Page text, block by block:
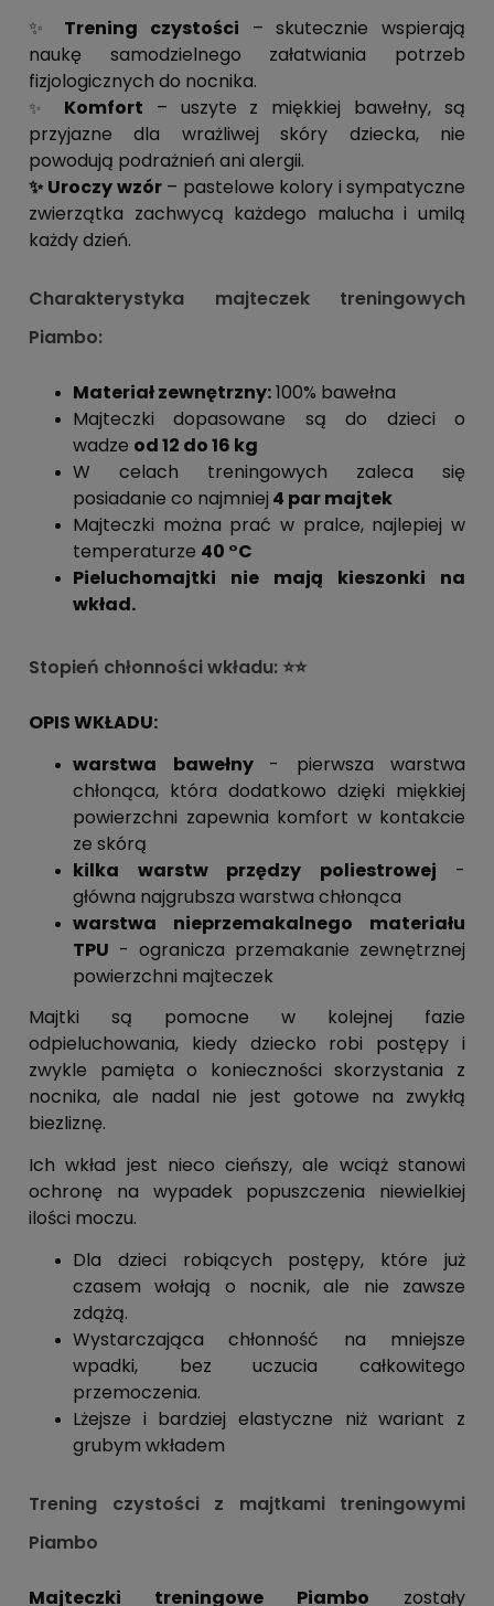
✨ Trening czystości – skutecznie wspierają
naukę samodzielnego załatwiania potrzeb
fizjologicznych do nocnika.
✨ Komfort – uszyte z miękkiej bawełny, są
przyjazne dla wrażliwej skóry dziecka, nie
powodują podrażnień ani alergii.
✨ Uroczy wzór– pastelowe kolory i sympatyczne
zwierzątka zachwycą każdego malucha i umilą
każdy dzień.
Charakterystyka majteczek treningowych
Piambo:
Materiał zewnętrzny:100% bawełna
Majteczki dopasowane są do dzieci o
wadze od 12 do 16 kg
W celach treningowych zaleca się
posiadanie co najmniej 4 par majtek
Majteczki można prać w pralce, najlepiej w
temperaturze 40 °C
Pieluchomajtki nie mają kieszonki na
wkład.
Stopień chłonności wkładu: ⭐⭐
OPIS WKŁADU:
warstwa bawełny - pierwsza warstwa
chłonąca, która dodatkowo dzięki miękkiej
powierzchni zapewnia komfort w kontakcie
ze skórą
kilka warstw przędzy poliestrowej -
główna najgrubsza warstwa chłonąca
warstwa nieprzemakalnego materiału
TPU - ogranicza przemakanie zewnętrznej
powierzchni majteczek
Majtki są pomocne w kolejnej fazie
odpieluchowania, kiedy dziecko robi postępy i
zwykle pamięta o konieczności skorzystania z
nocnika, ale nadal nie jest gotowe na zwykłą
biezliznę.
Ich wkład jest nieco cieńszy, ale wciąż stanowi
ochronę na wypadek popuszczenia niewielkiej
ilości moczu.
Dla dzieci robiących postępy, które już
czasem wołają o nocnik, ale nie zawsze
zdążą.
Wystarczająca chłonność na mniejsze
wpadki, bez uczucia całkowitego
przemoczenia.
Lżejsze i bardziej elastyczne niż wariant z
grubym wkładem
Trening czystości z majtkami treningowymi
Piambo
Majteczki treningowe Piambo zostały